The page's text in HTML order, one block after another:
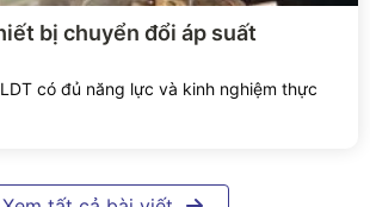
bị chuyển đổi áp suất
có đủ năng lực và kinh nghiệm thực